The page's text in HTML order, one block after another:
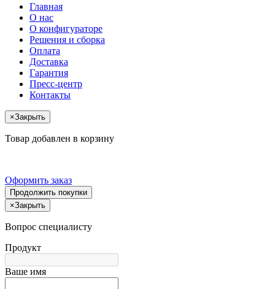
Главная
О нас
О конфигураторе
Решения и сборка
Оплата
Доставка
Гарантия
Пресс-центр
Контакты
×Закрыть
Товар добавлен в корзину
Оформить заказ
Продолжить покупки
×Закрыть
Вопрос специалисту
Продукт
Ваше имя